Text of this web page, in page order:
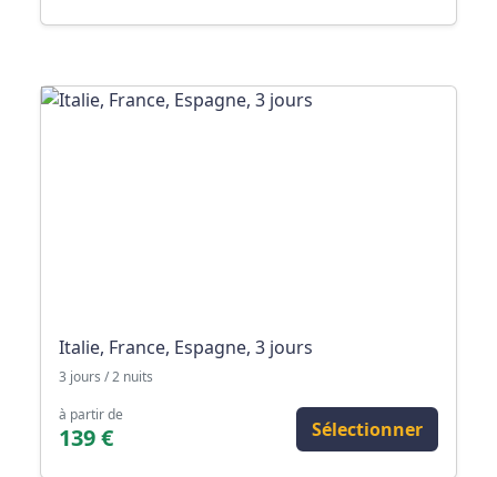
Italie, France, Espagne, 3 jours
3 jours / 2 nuits
à partir de
139 € Sélectionner